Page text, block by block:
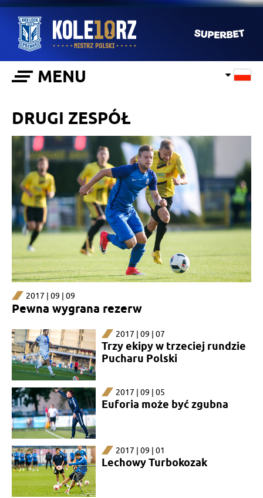
MENU
DRUGI ZESPÓŁ
2017 | 09 | 09
Pewna wygrana rezerw
2017 | 09 | 07
Trzy ekipy w trzeciej rundzie
Pucharu Polski
2017 | 09 | 05
Euforia może być zgubna
2017 | 09 | 01
Lechowy Turbokozak